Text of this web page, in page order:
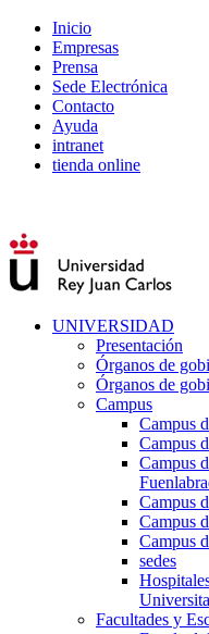
Inicio
Empresas
Prensa
Sede Electrónica
Contacto
Ayuda
intranet
tienda online
UNIVERSIDAD
Presentación
Órganos de
Órganos de
Campus
Campus
Campus
Campus
Campus
Campus
Campus
sedes
Facultades y